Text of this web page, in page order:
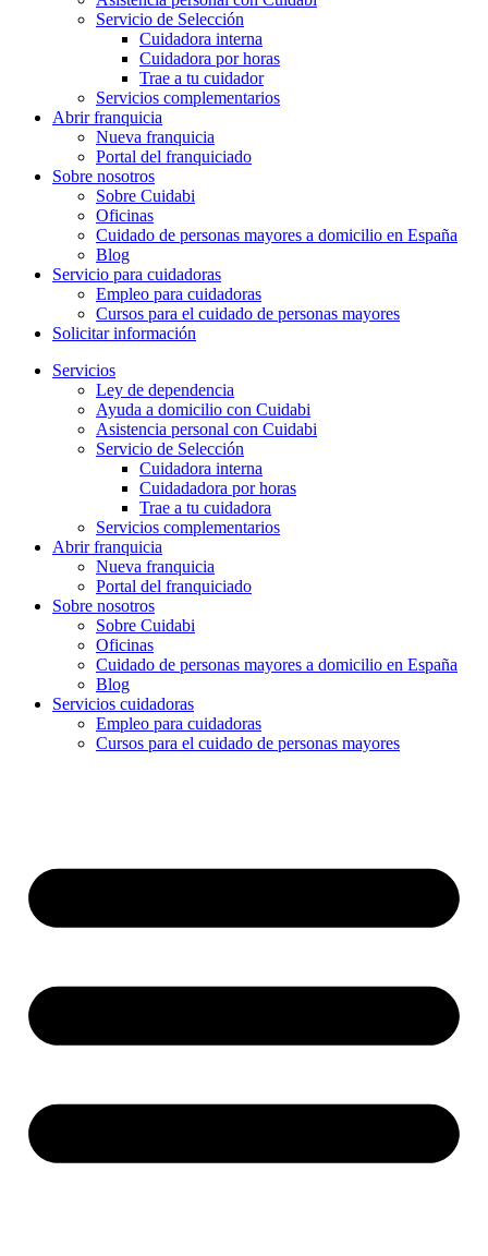
Servicio de Selección
Cuidadora interna
Cuidadora por horas
Trae a tu cuidador
Servicios complementarios
Abrir franquicia
Nueva franquicia
Portal del franquiciado
Sobre nosotros
Sobre Cuidabi
Oficinas
Cuidado de personas mayores a domicilio en España
Blog
Servicio para cuidadoras
Empleo para cuidadoras
Cursos para el cuidado de personas mayores
Solicitar información
Servicios
Ley de dependencia
Ayuda a domicilio con Cuidabi
Asistencia personal con Cuidabi
Servicio de Selección
Cuidadora interna
Cuidadadora por horas
Trae a tu cuidadora
Servicios complementarios
Abrir franquicia
Nueva franquicia
Portal del franquiciado
Sobre nosotros
Sobre Cuidabi
Oficinas
Cuidado de personas mayores a domicilio en España
Blog
Servicios cuidadoras
Empleo para cuidadoras
Cursos para el cuidado de personas mayores